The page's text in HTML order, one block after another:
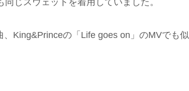
、King&Princeの「Life goes on」のMVでも似